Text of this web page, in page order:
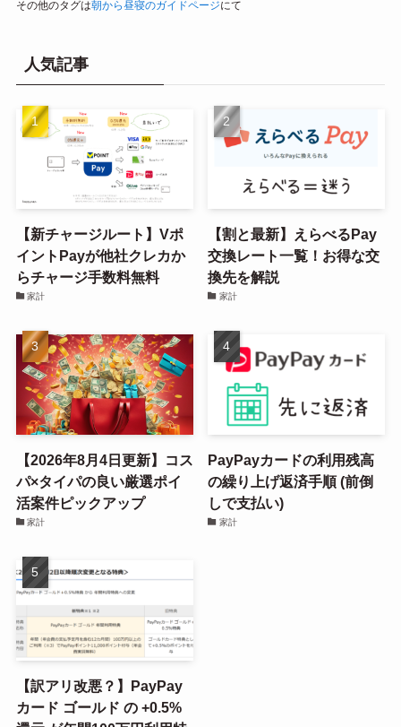
その他のタグは朝から昼寝のガイドページにて
人気記事
【新チャージルート】Vポ
イントPayが他社クレカか
らチャージ手数料無料
家計
【割と最新】えらべるPay
交換レート一覧！お得な交
換先を解説
家計
【2026年8月4日更新】コス
パ×タイパの良い厳選ポイ
活案件ピックアップ
家計
PayPayカードの利用残高
の繰り上げ返済手順 (前倒
しで支払い)
家計
【訳アリ改悪？】PayPay
カード ゴールド の +0.5%